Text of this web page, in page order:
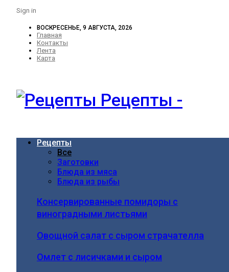
Sign in
ВОСКРЕСЕНЬЕ, 9 АВГУСТА, 2026
Главная
Контакты
Лента
Карта
Рецепты -
Рецепты
Все
Заготовки
Блюда из мяса
Блюда из рыбы
Консервированные помидоры с
виноградными листьями
Овощной салат с сыром страчателла
Омлет с лисичками и сыром